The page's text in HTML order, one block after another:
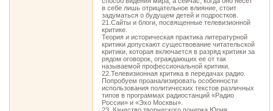
в себе лишь отрицательное влияние, стоит
задуматься о будущем детей и подростков.
21.Сайты и блоги, посвященные телевизионной
критике.
Теория и историческая практика литературной
критики допускают существование читательской
критики, которая включается в разряд критики за
рядом оговорок, ограждающих ее от так
называемой профессиональной критики.
22.Телевизионная критика в передачах радио.
Попробуем проанализировать особенности
использования политических текстов различных
типов в программах радиостанций «Радио
России» и «Эхо Москвы».